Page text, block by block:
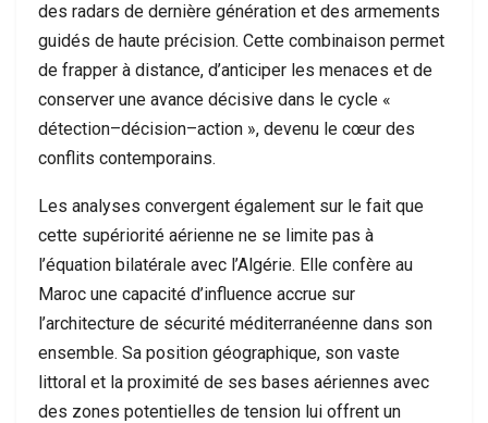
des radars de dernière génération et des armements
guidés de haute précision. Cette combinaison permet
de frapper à distance, d’anticiper les menaces et de
conserver une avance décisive dans le cycle «
détection–décision–action », devenu le cœur des
conflits contemporains.
Les analyses convergent également sur le fait que
cette supériorité aérienne ne se limite pas à
l’équation bilatérale avec l’Algérie. Elle confère au
Maroc une capacité d’influence accrue sur
l’architecture de sécurité méditerranéenne dans son
ensemble. Sa position géographique, son vaste
littoral et la proximité de ses bases aériennes avec
des zones potentielles de tension lui offrent un